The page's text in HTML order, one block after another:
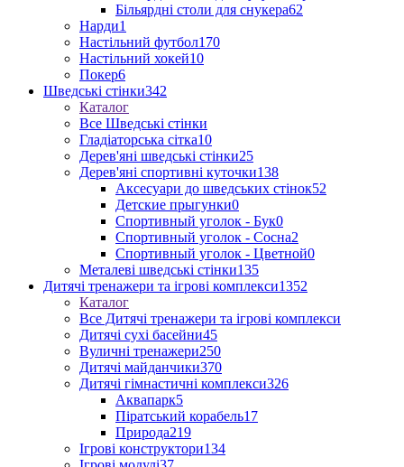
Більярдні столи для снукера62
Нарди1
Настільний футбол170
Настільний хокей10
Покер6
Шведські стінки342
Каталог
Все Шведські стінки
Гладіаторська сітка10
Дерев'яні шведські стінки25
Дерев'яні спортивні куточки138
Аксесуари до шведських стінок52
Детские прыгунки0
Спортивный уголок - Бук0
Спортивный уголок - Сосна2
Спортивный уголок - Цветной0
Металеві шведські стінки135
Дитячі тренажери та ігрові комплекси1352
Каталог
Все Дитячі тренажери та ігрові комплекси
Дитячі сухі басейни45
Вуличні тренажери250
Дитячі майданчики370
Дитячі гімнастичні комплекси326
Аквапарк5
Піратський корабель17
Природа219
Ігрові конструктори134